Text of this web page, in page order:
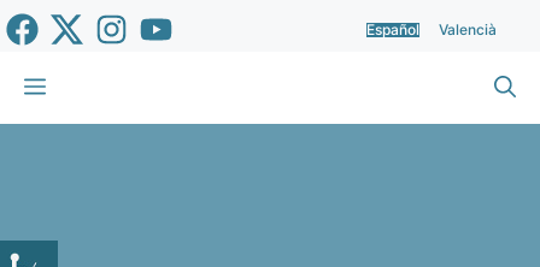
Saltar
al
contenido
Español Valencià
Menú